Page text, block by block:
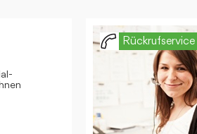
Rückrufservice